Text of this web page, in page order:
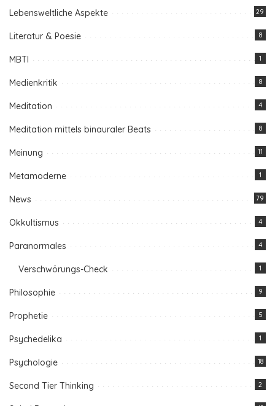
Lebensweltliche Aspekte 29
Literatur & Poesie 8
MBTI 1
Medienkritik 8
Meditation 4
Meditation mittels binauraler Beats 8
Meinung 11
Metamoderne 1
News 79
Okkultismus 4
Paranormales 4
Verschwörungs-Check 1
Philosophie 9
Prophetie 5
Psychedelika 1
Psychologie 18
Second Tier Thinking 2